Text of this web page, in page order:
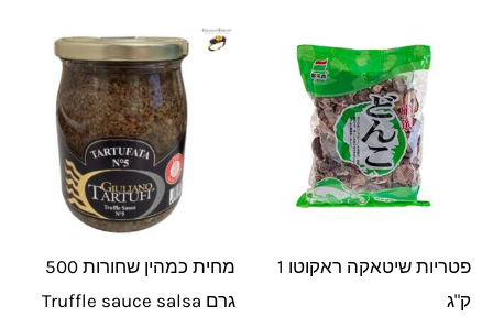
פטריות שיטאקה ראקוטו 1
ק"ג
מחית כמהין שחורות 500
גרם Truffle sauce salsa